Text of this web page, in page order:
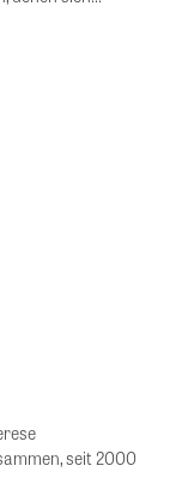
seit 2000